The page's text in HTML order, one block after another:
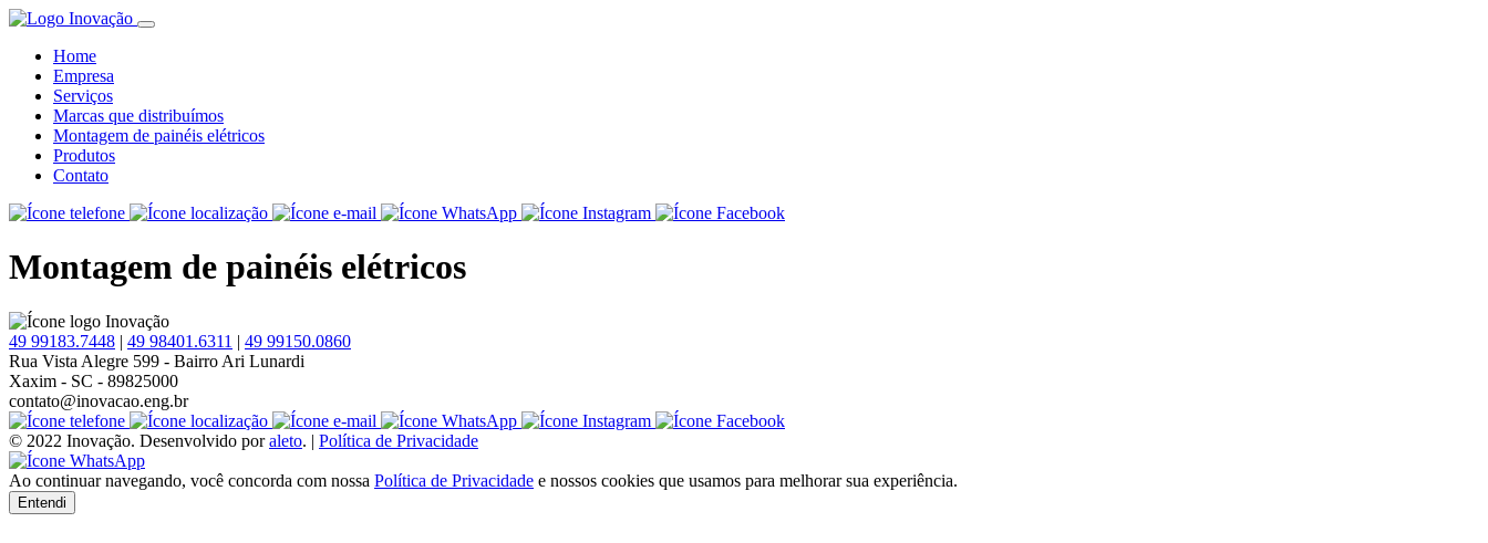
Home
Empresa
Serviços
Marcas que distribuímos
Montagem de painéis elétricos
Produtos
Contato
Montagem de painéis elétricos
49 99183.7448 | 49 98401.6311 | 49 99150.0860
Rua Vista Alegre 599 - Bairro Ari Lunardi
Xaxim - SC - 89825000
contato@inovacao.eng.br
© 2022 Inovação. Desenvolvido poraleto. | Política de Privacidade
Ao continuar navegando, você concorda com nossa Política de Privacidade e nossos cookies que usamos para melhorar sua experiência.
Entendi